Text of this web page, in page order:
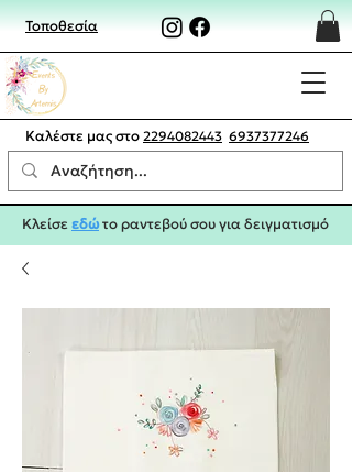
Τοποθεσία
Καλέστε μας στο 2294082443 6937377246
Κλείσεεδώτο ραντεβού σου για δειγματισμό